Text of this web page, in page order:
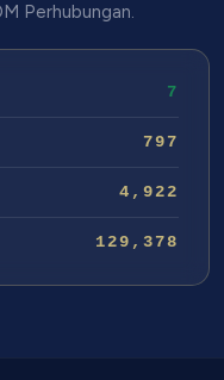
Perhubungan.
7
797
4,922
129,378